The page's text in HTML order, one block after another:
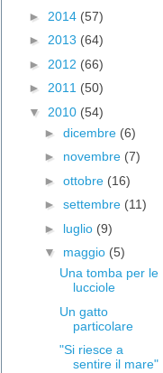
► 2014 (57)
► 2013 (64)
► 2012 (66)
► 2011 (50)
▼ 2010 (54)
► dicembre (6)
► novembre (7)
► ottobre (16)
► settembre (11)
► luglio (9)
▼ maggio (5)
Una tomba per le
lucciole
Un gatto
particolare
"Si riesce a
sentire il mare"